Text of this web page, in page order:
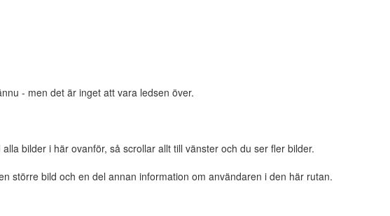
- men det är inget att vara ledsen över.
bilder i här ovanför, så scrollar allt till vänster och du ser fler bilder.
större bild och en del annan information om användaren i den här rutan.